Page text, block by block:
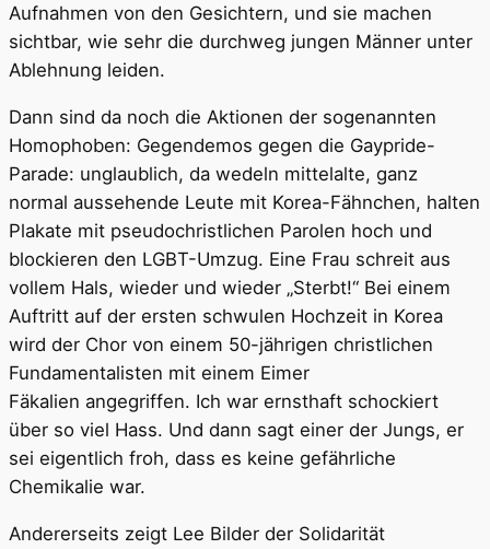
Aufnahmen von den Gesichtern, und sie machen
sichtbar, wie sehr die durchweg jungen Männer unter
Ablehnung leiden.
Dann sind da noch die Aktionen der sogenannten
Homophoben: Gegendemos gegen die Gaypride-
Parade: unglaublich, da wedeln mittelalte, ganz
normal aussehende Leute mit Korea-Fähnchen, halten
Plakate mit pseudochristlichen Parolen hoch und
blockieren den LGBT-Umzug. Eine Frau schreit aus
vollem Hals, wieder und wieder „Sterbt!“ Bei einem
Auftritt auf der ersten schwulen Hochzeit in Korea
wird der Chor von einem 50-jährigen christlichen
Fundamentalisten mit einem Eimer
Fäkalien angegriffen. Ich war ernsthaft schockiert
über so viel Hass. Und dann sagt einer der Jungs, er
sei eigentlich froh, dass es keine gefährliche
Chemikalie war.
Andererseits zeigt Lee Bilder der Solidarität